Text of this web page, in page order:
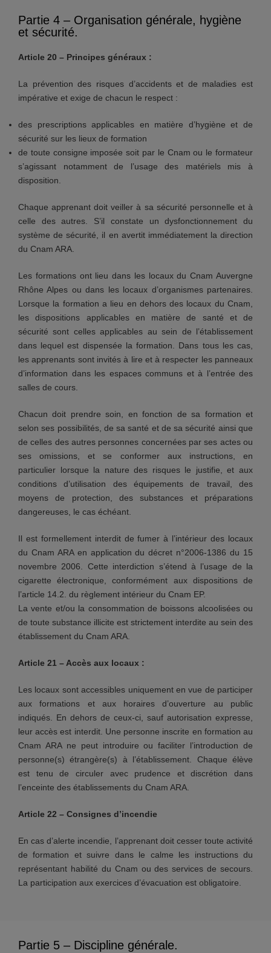
Partie 4 – Organisation générale, hygiène
et sécurité.
Article 20 – Principes généraux :
La prévention des risques d’accidents et de maladies est
impérative et exige de chacun le respect :
des prescriptions applicables en matière d’hygiène et de
sécurité sur les lieux de formation
de toute consigne imposée soit par le Cnam ou le formateur
s’agissant notamment de l’usage des matériels mis à
disposition.
Chaque apprenant doit veiller à sa sécurité personnelle et à
celle des autres. S’il constate un dysfonctionnement du
système de sécurité, il en avertit immédiatement la direction
du Cnam ARA.
Les formations ont lieu dans les locaux du Cnam Auvergne
Rhône Alpes ou dans les locaux d’organismes partenaires.
Lorsque la formation a lieu en dehors des locaux du Cnam,
les dispositions applicables en matière de santé et de
sécurité sont celles applicables au sein de l’établissement
dans lequel est dispensée la formation. Dans tous les cas,
les apprenants sont invités à lire et à respecter les panneaux
d’information dans les espaces communs et à l’entrée des
salles de cours.
Chacun doit prendre soin, en fonction de sa formation et
selon ses possibilités, de sa santé et de sa sécurité ainsi que
de celles des autres personnes concernées par ses actes ou
ses omissions, et se conformer aux instructions, en
particulier lorsque la nature des risques le justifie, et aux
conditions d’utilisation des équipements de travail, des
moyens de protection, des substances et préparations
dangereuses, le cas échéant.
Il est formellement interdit de fumer à l’intérieur des locaux
du Cnam ARA en application du décret n°2006-1386 du 15
novembre 2006. Cette interdiction s’étend à l’usage de la
cigarette électronique, conformément aux dispositions de
l’article 14.2. du règlement intérieur du Cnam EP.
La vente et/ou la consommation de boissons alcoolisées ou
de toute substance illicite est strictement interdite au sein des
établissement du Cnam ARA.
Article 21 – Accès aux locaux :
Les locaux sont accessibles uniquement en vue de participer
aux formations et aux horaires d’ouverture au public
indiqués. En dehors de ceux-ci, sauf autorisation expresse,
leur accès est interdit. Une personne inscrite en formation au
Cnam ARA ne peut introduire ou faciliter l’introduction de
personne(s) étrangère(s) à l’établissement. Chaque élève
est tenu de circuler avec prudence et discrétion dans
l’enceinte des établissements du Cnam ARA.
Article 22 – Consignes d’incendie
En cas d’alerte incendie, l’apprenant doit cesser toute activité
de formation et suivre dans le calme les instructions du
représentant habilité du Cnam ou des services de secours.
La participation aux exercices d’évacuation est obligatoire.
Partie 5 – Discipline générale.